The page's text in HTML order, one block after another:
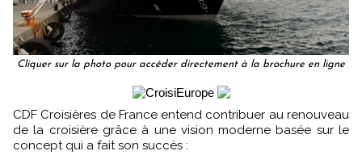
Cliquer sur la photo pour accéder directement à la brochure en ligne
CDF Croisières de France entend contribuer au renouveau
de la croisière grâce à une vision moderne basée sur le
concept qui a fait son succès :